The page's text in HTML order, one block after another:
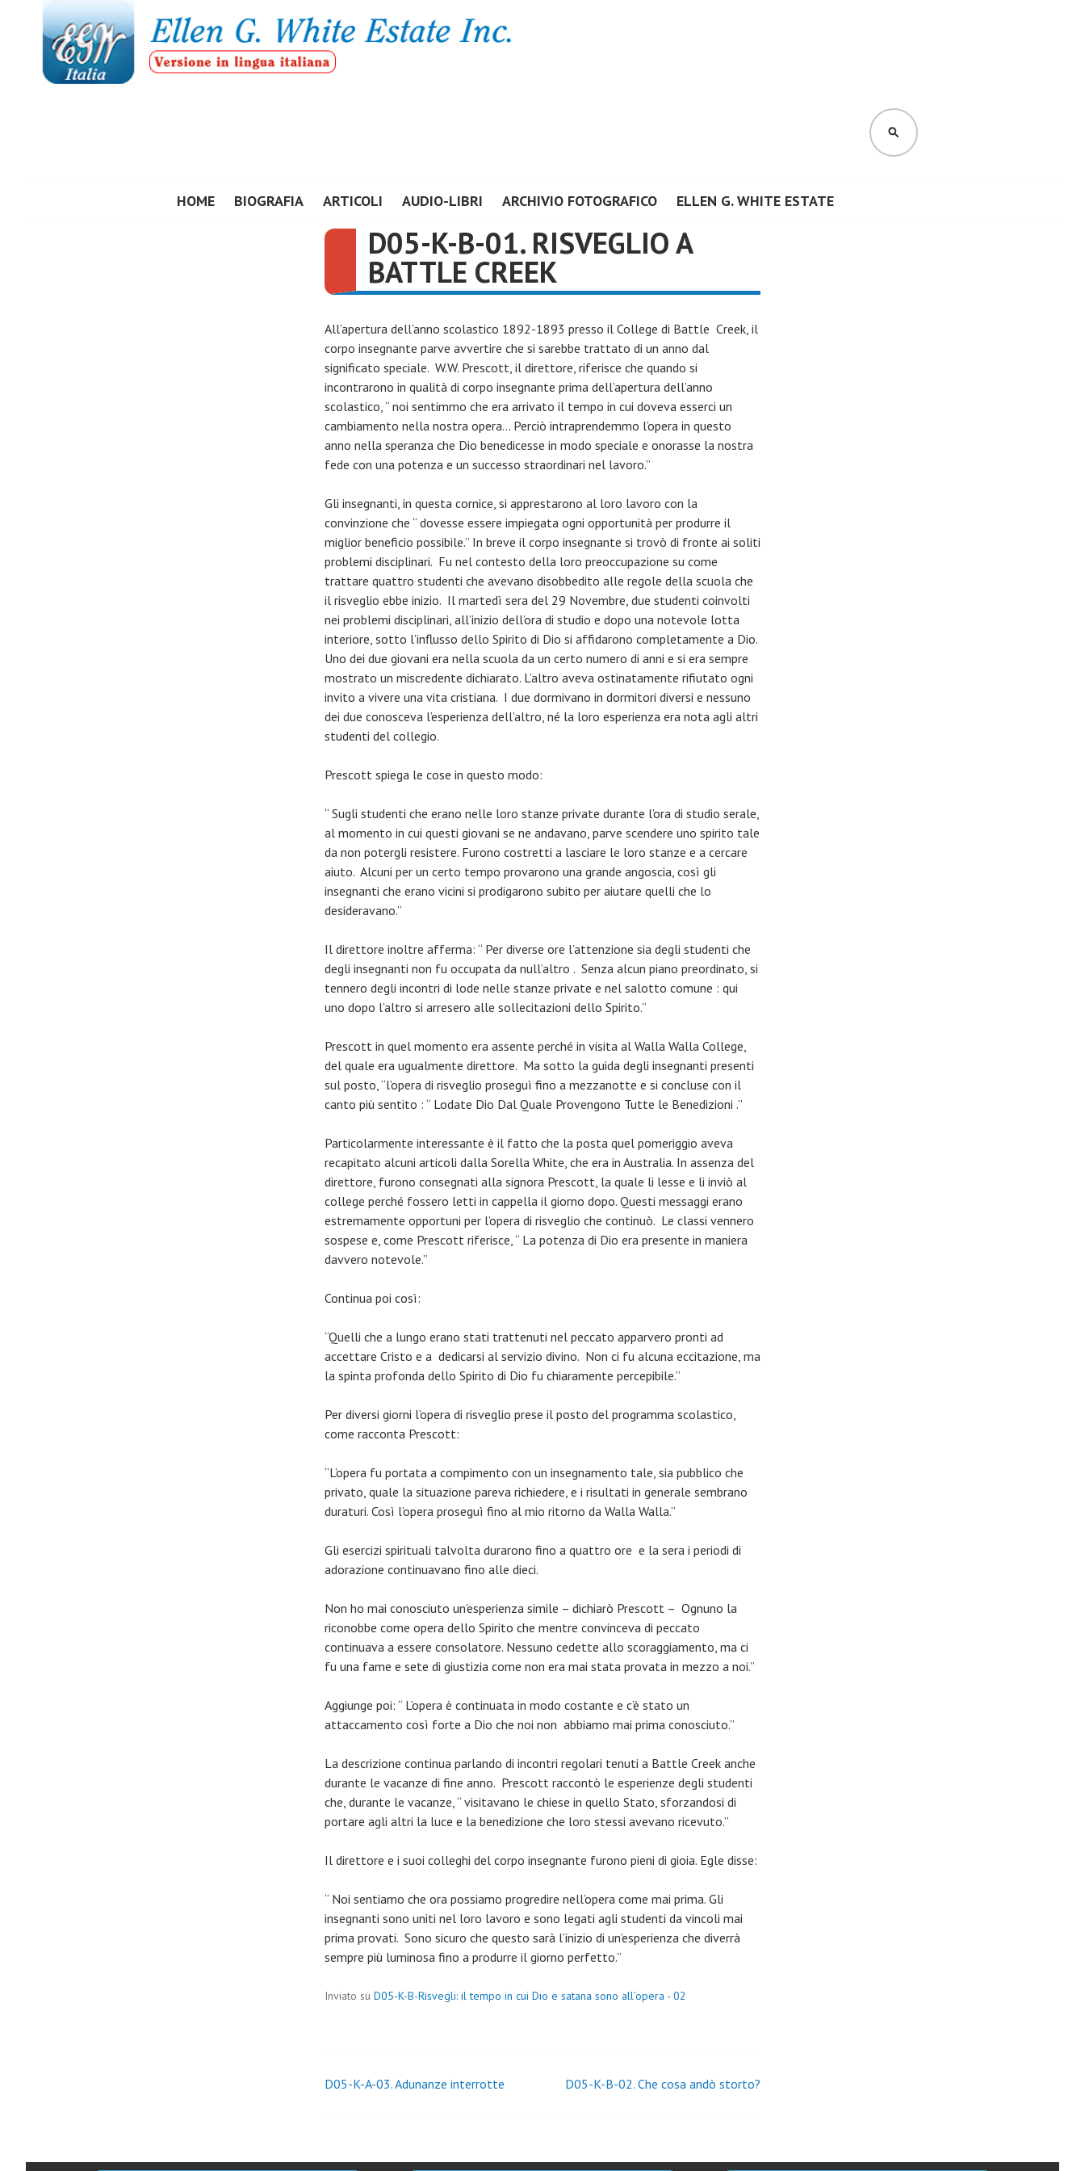
contenuto
CERCA
HOME BIOGRAFIA ARTICOLI AUDIO-LIBRI ARCHIVIO FOTOGRAFICO ELLEN G. WHITE ESTATE
D05-K-B-01. RISVEGLIO A
BATTLE CREEK
All’apertura dell’anno scolastico 1892-1893 presso il College di Battle Creek, il
corpo insegnante parve avvertire che si sarebbe trattato di un anno dal
significato speciale. W.W. Prescott, il direttore, riferisce che quando si
incontrarono in qualità di corpo insegnante prima dell’apertura dell’anno
scolastico, “ noi sentimmo che era arrivato il tempo in cui doveva esserci un
cambiamento nella nostra opera… Perciò intraprendemmo l’opera in questo
anno nella speranza che Dio benedicesse in modo speciale e onorasse la nostra
fede con una potenza e un successo straordinari nel lavoro.”
Gli insegnanti, in questa cornice, si apprestarono al loro lavoro con la
convinzione che “ dovesse essere impiegata ogni opportunità per produrre il
miglior beneficio possibile.” In breve il corpo insegnante si trovò di fronte ai soliti
problemi disciplinari. Fu nel contesto della loro preoccupazione su come
trattare quattro studenti che avevano disobbedito alle regole della scuola che
il risveglio ebbe inizio. Il martedì sera del 29 Novembre, due studenti coinvolti
nei problemi disciplinari, all’inizio dell’ora di studio e dopo una notevole lotta
interiore, sotto l’influsso dello Spirito di Dio si affidarono completamente a Dio.
Uno dei due giovani era nella scuola da un certo numero di anni e si era sempre
mostrato un miscredente dichiarato. L’altro aveva ostinatamente rifiutato ogni
invito a vivere una vita cristiana. I due dormivano in dormitori diversi e nessuno
dei due conosceva l’esperienza dell’altro, né la loro esperienza era nota agli altri
studenti del collegio.
Prescott spiega le cose in questo modo:
“ Sugli studenti che erano nelle loro stanze private durante l’ora di studio serale,
al momento in cui questi giovani se ne andavano, parve scendere uno spirito tale
da non potergli resistere. Furono costretti a lasciare le loro stanze e a cercare
aiuto. Alcuni per un certo tempo provarono una grande angoscia, così gli
insegnanti che erano vicini si prodigarono subito per aiutare quelli che lo
desideravano.”
Il direttore inoltre afferma: “ Per diverse ore l’attenzione sia degli studenti che
degli insegnanti non fu occupata da null’altro . Senza alcun piano preordinato, si
tennero degli incontri di lode nelle stanze private e nel salotto comune : qui
uno dopo l’altro si arresero alle sollecitazioni dello Spirito.”
Prescott in quel momento era assente perché in visita al Walla Walla College,
del quale era ugualmente direttore. Ma sotto la guida degli insegnanti presenti
sul posto, “l’opera di risveglio proseguì fino a mezzanotte e si concluse con il
canto più sentito : “ Lodate Dio Dal Quale Provengono Tutte le Benedizioni .”
Particolarmente interessante è il fatto che la posta quel pomeriggio aveva
recapitato alcuni articoli dalla Sorella White, che era in Australia. In assenza del
direttore, furono consegnati alla signora Prescott, la quale li lesse e li inviò al
college perché fossero letti in cappella il giorno dopo. Questi messaggi erano
estremamente opportuni per l’opera di risveglio che continuò. Le classi vennero
sospese e, come Prescott riferisce, “ La potenza di Dio era presente in maniera
davvero notevole.”
Continua poi così:
“Quelli che a lungo erano stati trattenuti nel peccato apparvero pronti ad
accettare Cristo e a dedicarsi al servizio divino. Non ci fu alcuna eccitazione, ma
la spinta profonda dello Spirito di Dio fu chiaramente percepibile.”
Per diversi giorni l’opera di risveglio prese il posto del programma scolastico,
come racconta Prescott:
“L’opera fu portata a compimento con un insegnamento tale, sia pubblico che
privato, quale la situazione pareva richiedere, e i risultati in generale sembrano
duraturi. Così l’opera proseguì fino al mio ritorno da Walla Walla.”
Gli esercizi spirituali talvolta durarono fino a quattro ore e la sera i periodi di
adorazione continuavano fino alle dieci.
Non ho mai conosciuto un’esperienza simile – dichiarò Prescott – Ognuno la
riconobbe come opera dello Spirito che mentre convinceva di peccato
continuava a essere consolatore. Nessuno cedette allo scoraggiamento, ma ci
fu una fame e sete di giustizia come non era mai stata provata in mezzo a noi.”
Aggiunge poi: “ L’opera è continuata in modo costante e c’è stato un
attaccamento così forte a Dio che noi non abbiamo mai prima conosciuto.”
La descrizione continua parlando di incontri regolari tenuti a Battle Creek anche
durante le vacanze di fine anno. Prescott raccontò le esperienze degli studenti
che, durante le vacanze, “ visitavano le chiese in quello Stato, sforzandosi di
portare agli altri la luce e la benedizione che loro stessi avevano ricevuto.”
Il direttore e i suoi colleghi del corpo insegnante furono pieni di gioia. Egle disse:
“ Noi sentiamo che ora possiamo progredire nell’opera come mai prima. Gli
insegnanti sono uniti nel loro lavoro e sono legati agli studenti da vincoli mai
prima provati. Sono sicuro che questo sarà l’inizio di un’esperienza che diverrà
sempre più luminosa fino a produrre il giorno perfetto.”
Inviato su D05-K-B-Risvegli: il tempo in cui Dio e satana sono all’opera - 02
Navigazione
D05-K-A-03. Adunanze interrotte D05-K-B-02. Che cosa andò storto?